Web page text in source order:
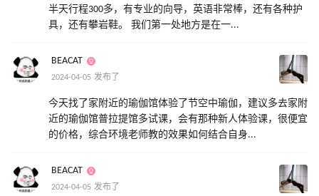
半天行程300多，有专业的向导，英语非常棒，还有各种护
具，还有攀岩鞋。 我们第一处地方是在一...
BEACAT
2024-04-05 发布了
今天找了家附近的瑜伽馆体验了节空中瑜伽，建议多去家附
近的瑜伽馆普拉提馆多试课，会有那种新人体验课，很便宜
的价格，综合环境老师教的效果如何结合自身...
BEACAT
2024-04-05 发布了